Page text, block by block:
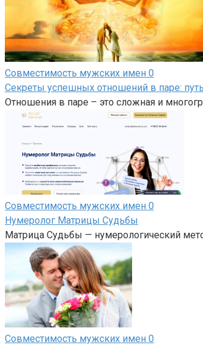
Совместимость мужских имен 0
Секреты успешных отношений в паре:
Отношения в паре – это сложная и
Совместимость мужских имен 0
Нумеролог Матрицы Судьбы
Матрица Судьбы — нумерологический
Совместимость мужских имен 0